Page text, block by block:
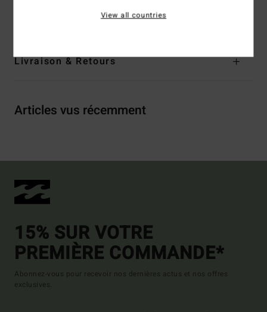
Traçabilité du produit (Loi Agec)
Livraison & Retours
Articles vus récemment
15% SUR VOTRE
PREMIÈRE COMMANDE*
Abonnez-vous pour recevoir nos dernières actus et nos offres
exclusives.
View all countries